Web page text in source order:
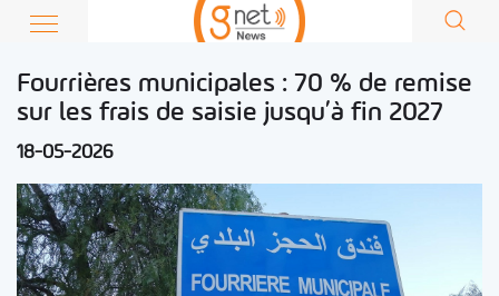
Fourrières municipales : 70 % de remise
sur les frais de saisie jusqu’à fin 2027
18-05-2026